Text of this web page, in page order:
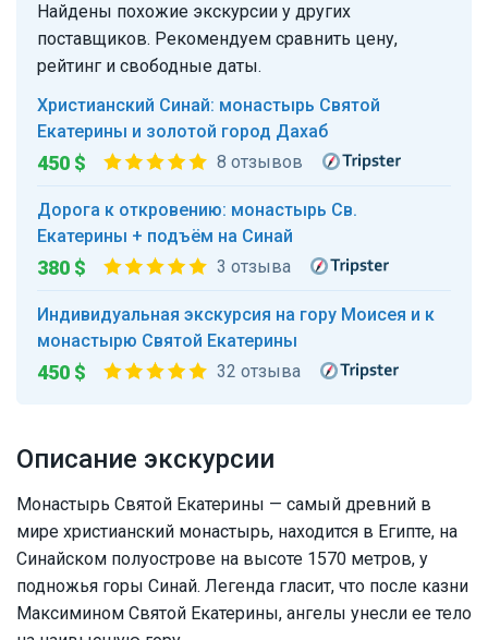
Описание экскурсии
Монастырь Святой Екатерины — самый древний в
мире христианский монастырь, находится в Египте, на
Синайском полуострове на высоте 1570 метров, у
подножья горы Синай. Легенда гласит, что после казни
Максимином Святой Екатерины, ангелы унесли ее тело
Найдены похожие экскурсии у других
поставщиков. Рекомендуем сравнить цену,
рейтинг и свободные даты.
Христианский Синай: монастырь Святой
Екатерины и золотой город Дахаб
450 $ 8 отзывов
Дорога к откровению: монастырь Св.
Екатерины + подъём на Синай
380 $ 3 отзыва
Индивидуальная экскурсия на гору Моисея и к
монастырю Святой Екатерины
450 $ 32 отзыва